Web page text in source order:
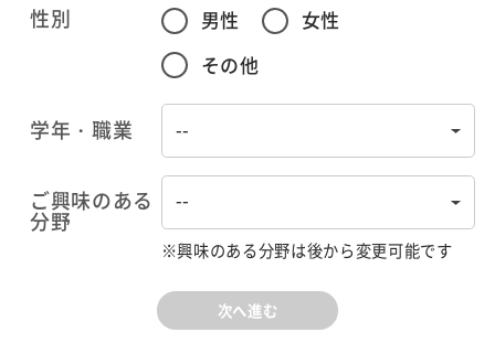
性別 男性
女性
その他
学年・職業
ご興味のある
分野
※興味のある分野は後から変更可能です
次へ進む